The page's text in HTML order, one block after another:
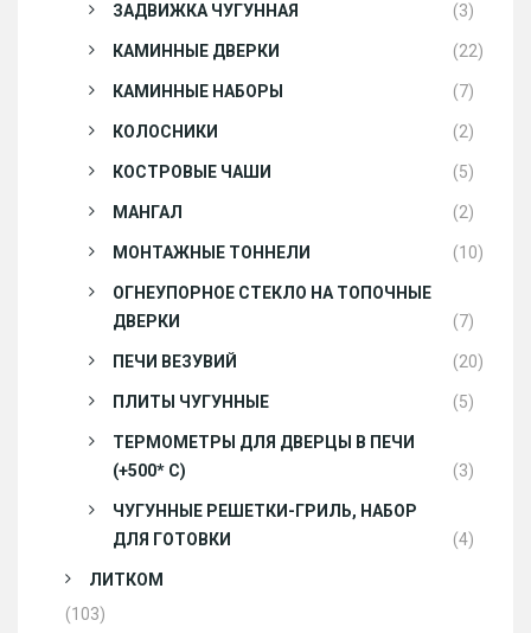
ЗАДВИЖКА ЧУГУННАЯ (3)
КАМИННЫЕ ДВЕРКИ (22)
КАМИННЫЕ НАБОРЫ (7)
КОЛОСНИКИ (2)
КОСТРОВЫЕ ЧАШИ (5)
МАНГАЛ (2)
МОНТАЖНЫЕ ТОННЕЛИ (10)
ОГНЕУПОРНОЕ СТЕКЛО НА ТОПОЧНЫЕ
ДВЕРКИ
(7)
ПЕЧИ ВЕЗУВИЙ (20)
ПЛИТЫ ЧУГУННЫЕ (5)
ТЕРМОМЕТРЫ ДЛЯ ДВЕРЦЫ В ПЕЧИ
(+500* С)
(3)
ЧУГУННЫЕ РЕШЕТКИ-ГРИЛЬ, НАБОР
ДЛЯ ГОТОВКИ
(4)
ЛИТКОМ
(103)